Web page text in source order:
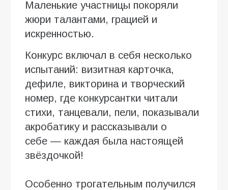
Маленькие участницы покоряли
жюри талантами, грацией и
искренностью.
Конкурс включал в себя несколько
испытаний: визитная карточка,
дефиле, викторина и творческий
номер, где конкурсантки читали
стихи, танцевали, пели, показывали
акробатику и рассказывали о
себе — каждая была настоящей
звёздочкой!
Особенно трогательным получился